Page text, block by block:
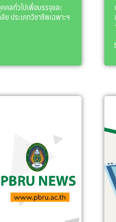
ลทั่วไปเพื่อบรรจุและ
ประเภทวิชาชีพเฉพาะฯ